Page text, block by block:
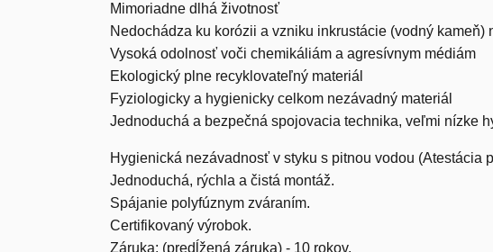
Mimoriadne dlhá životnosť
Nedochádza ku korózii a vzniku inkrustácie (vodný kameň)
Vysoká odolnosť voči chemikáliám a agresívnym médiám
Ekologický plne recyklovateľný materiál
Fyziologicky a hygienicky celkom nezávadný materiál
Jednoduchá a bezpečná spojovacia technika, veľmi nízke
Hygienická nezávadnosť v styku s pitnou vodou (Atestácia
Jednoduchá, rýchla a čistá montáž.
Spájanie polyfúznym zváraním.
Certifikovaný výrobok.
Záruka: (predĺžená záruka) - 10 rokov.